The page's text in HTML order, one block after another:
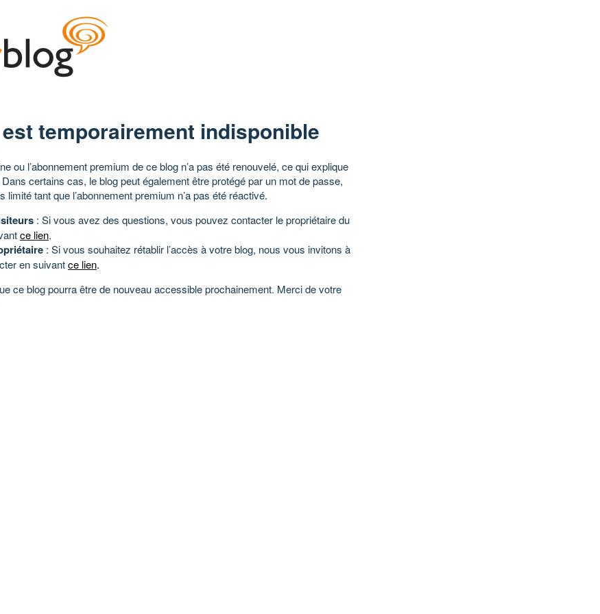
temporairement indisponible
ou l’abonnement premium de ce blog n’a pas été renouvelé, ce qui explique
certains cas, le blog peut également être protégé par un mot de passe,
limité tant que l’abonnement premium n’a pas été réactivé.
: Si vous avez des questions, vous pouvez contacter le propriétaire du
ce lien.
: Si vous souhaitez rétablir l’accès à votre blog, nous vous invitons à
en suivantce lien.
ce blog pourra être de nouveau accessible prochainement. Merci de votre